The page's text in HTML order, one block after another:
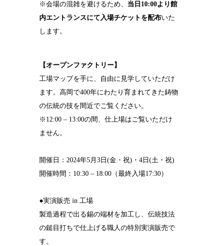
※会場の混雑を避けるため、 当日10:00より館
内エントランスにて入場チケットを配布いた
します。
【オープンファクトリー】
工場マップを手に、自由に見学していただけ
ます。高岡で400年にわたり育まれてきた鋳物
の伝統の技を間近でご覧ください。
※12:00 – 13:00の間、仕上場はご覧いただけ
ません。
開催日：2024年5月3日(金・祝)・4日(土・祝)
開催時間：10:30 – 18:00（最終入場17:30）
●実演販売 in 工場
製造過程で出る錫の端材を加工し、伝統技法
の鎚目打ちで仕上げる職人の特別実演販売で
す。